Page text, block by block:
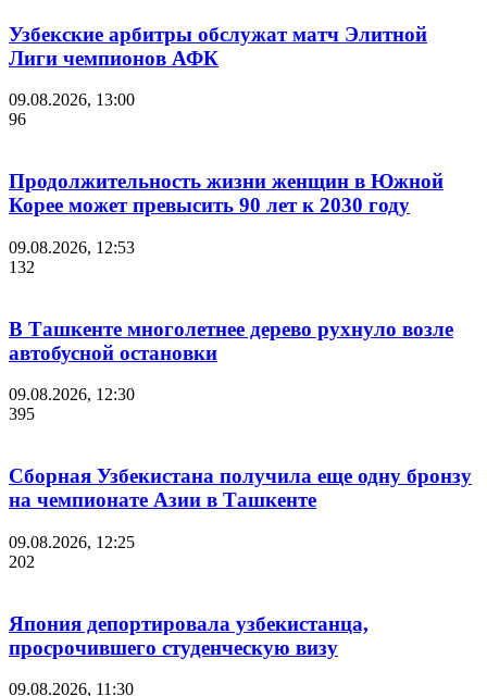
Узбекские арбитры обслужат матч Элитной
Лиги чемпионов АФК
09.08.2026, 13:00
96
Продолжительность жизни женщин в Южной
Корее может превысить 90 лет к 2030 году
09.08.2026, 12:53
132
В Ташкенте многолетнее дерево рухнуло возле
автобусной остановки
09.08.2026, 12:30
395
Сборная Узбекистана получила еще одну бронзу
на чемпионате Азии в Ташкенте
09.08.2026, 12:25
202
Япония депортировала узбекистанца,
просрочившего студенческую визу
09.08.2026, 11:30